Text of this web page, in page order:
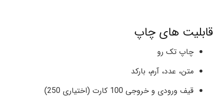
قابلیت های چاپ
چاپ تک رو
متن، عدد، آرم، بارکد
قیف ورودی و خروجی 100 کارت (اختیاری 250)